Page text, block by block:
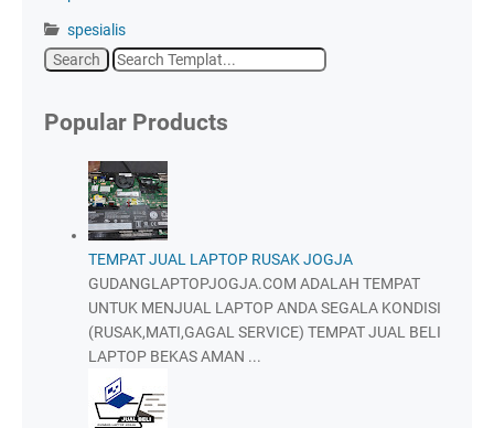
spesialis
Popular Products
TEMPAT JUAL LAPTOP RUSAK JOGJA
GUDANGLAPTOPJOGJA.COM ADALAH TEMPAT
UNTUK MENJUAL LAPTOP ANDA SEGALA KONDISI
(RUSAK,MATI,GAGAL SERVICE) TEMPAT JUAL BELI
LAPTOP BEKAS AMAN ...